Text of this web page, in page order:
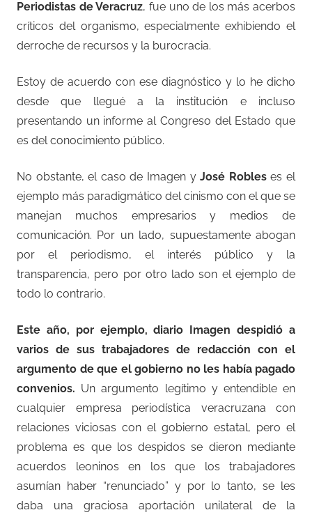
Periodistas de Veracruz, fue uno de los más acerbos
críticos del organismo, especialmente exhibiendo el
derroche de recursos y la burocracia.
Estoy de acuerdo con ese diagnóstico y lo he dicho
desde que llegué a la institución e incluso
presentando un informe al Congreso del Estado que
es del conocimiento público.
No obstante, el caso de Imagen yJosé Robleses el
ejemplo más paradigmático del cinismo con el que se
manejan muchos empresarios y medios de
comunicación. Por un lado, supuestamente abogan
por el periodismo, el interés público y la
transparencia, pero por otro lado son el ejemplo de
todo lo contrario.
Este año, por ejemplo, diario Imagen despidió a
varios de sus trabajadores de redacción con el
argumento de que el gobierno no les había pagado
convenios. Un argumento legítimo y entendible en
cualquier empresa periodística veracruzana con
relaciones viciosas con el gobierno estatal, pero el
problema es que los despidos se dieron mediante
acuerdos leoninos en los que los trabajadores
asumían haber “renunciado” y por lo tanto, se les
daba una graciosa aportación unilateral de la